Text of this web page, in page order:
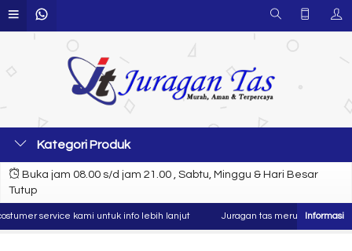
Kategori Produk
Buka jam 08.00 s/d jam 21.00 , Sabtu, Minggu & Hari Besar
Tutup
service kami untuk info lebih lanjut Juragan tas merupakan